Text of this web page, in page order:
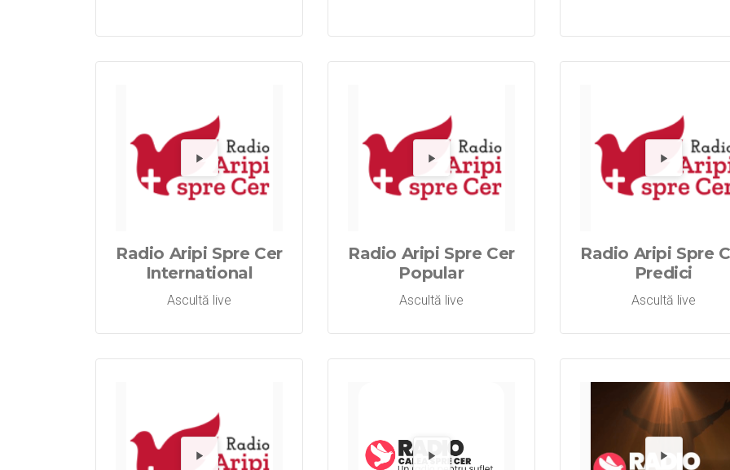
Redă Radio Aripi
Radio Aripi Spre Cer
International
Ascultă live
Redă
Radio Aripi Spre Cer
Popular
Ascultă live
Radio Aripi Spre
Predici
Ascultă live